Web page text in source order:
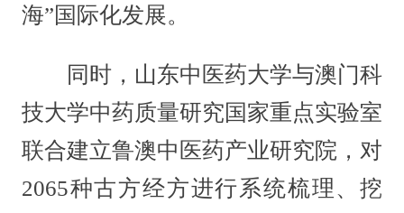
海”国际化发展。
同时，山东中医药大学与澳门科
技大学中药质量研究国家重点实验室
联合建立鲁澳中医药产业研究院，对
2065种古方经方进行系统梳理、挖